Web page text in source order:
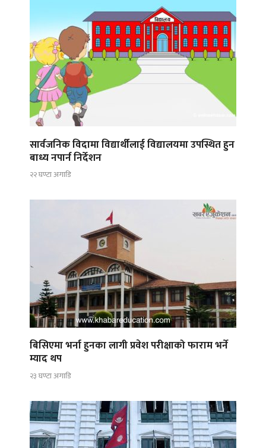
सार्वजनिक विदामा विद्यार्थीलाई विद्यालयमा उपस्थित हुन
बाध्य नपार्न निर्देशन
२२ घण्टा अगाडि
बिसिएमा भर्ना हुनका लागी प्रवेश परीक्षाको फाराम भर्ने
म्याद थप
२३ घण्टा अगाडि